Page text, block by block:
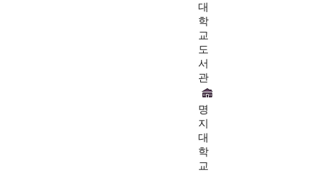
대
학
교
도
서
관
명
지
대
학
교